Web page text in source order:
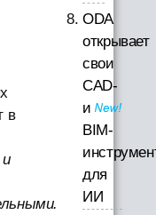
в
ODA
открывает
свои
CAD-
и
BIM-
для
ИИ